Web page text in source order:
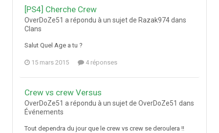
[PS4] Cherche Crew
OverDoZe51 a répondu à un sujet de Razak974 dans
Clans
Salut Quel Age a tu ?
15 mars 2015 4 réponses
Crew vs crew Versus
OverDoZe51 a répondu à un sujet de OverDoZe51 dans
Événements
Tout dependra du jour que le crew vs crew se deroulera !!